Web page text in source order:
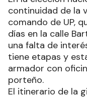
continuidad de la
comando de UP,
días en la calle
una falta de
tiene etapas y
armador con
porteño.
El itinerario de la